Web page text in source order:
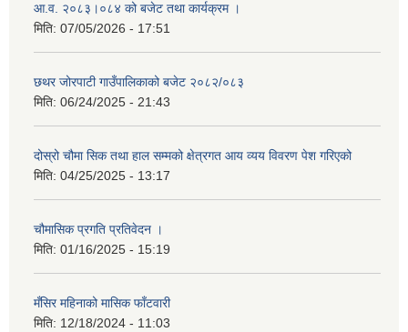
आ.व. २०८३।०८४ को बजेट तथा कार्यक्रम ।
मिति: 07/05/2026 - 17:51
छथर जोरपाटी गाउँपालिकाको बजेट २०८२/०८३
मिति: 06/24/2025 - 21:43
दोस्रो चौमा सिक तथा हाल सम्मको क्षेत्रगत आय व्यय विवरण पेश गरिएको
मिति: 04/25/2025 - 13:17
चौमासिक प्रगति प्रतिवेदन ।
मिति: 01/16/2025 - 15:19
मँसिर महिनाको मासिक फाँटवारी
मिति: 12/18/2024 - 11:03